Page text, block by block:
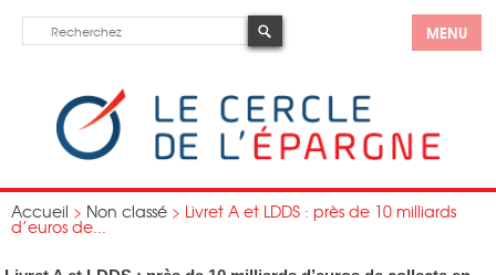
MENU
Accueil > Non classé > Livret A et LDDS : près de 10 milliards
d’euros de...